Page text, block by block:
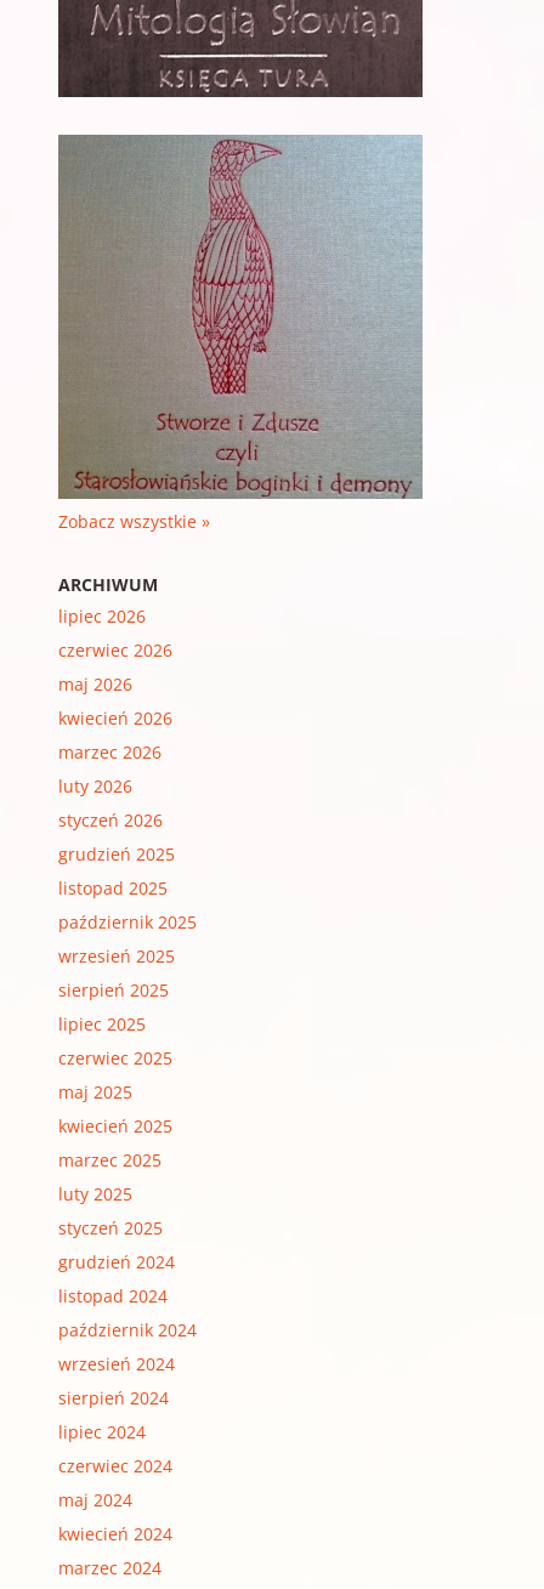
Zobacz wszystkie »
ARCHIWUM
lipiec 2026
czerwiec 2026
maj 2026
kwiecień 2026
marzec 2026
luty 2026
styczeń 2026
grudzień 2025
listopad 2025
październik 2025
wrzesień 2025
sierpień 2025
lipiec 2025
czerwiec 2025
maj 2025
kwiecień 2025
marzec 2025
luty 2025
styczeń 2025
grudzień 2024
listopad 2024
październik 2024
wrzesień 2024
sierpień 2024
lipiec 2024
czerwiec 2024
maj 2024
kwiecień 2024
marzec 2024